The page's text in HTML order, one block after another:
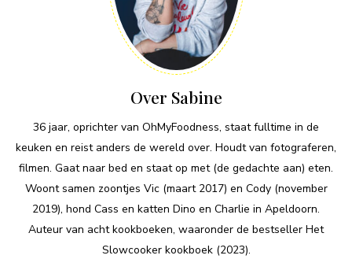
Over Sabine
36 jaar, oprichter van OhMyFoodness, staat fulltime in de
keuken en reist anders de wereld over. Houdt van fotograferen,
filmen. Gaat naar bed en staat op met (de gedachte aan) eten.
Woont samen zoontjes Vic (maart 2017) en Cody (november
2019), hond Cass en katten Dino en Charlie in Apeldoorn.
Auteur van acht kookboeken, waaronder de bestseller Het
Slowcooker kookboek (2023).